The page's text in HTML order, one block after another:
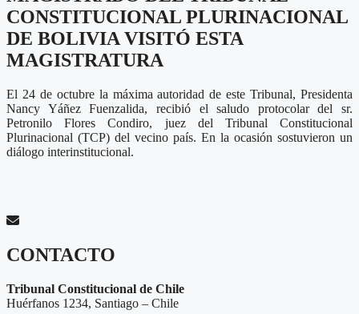
CONSTITUCIONAL PLURINACIONAL
DE BOLIVIA VISITÓ ESTA
MAGISTRATURA
El 24 de octubre la máxima autoridad de este Tribunal, Presidenta
Nancy Yáñez Fuenzalida, recibió el saludo protocolar del sr.
Petronilo Flores Condiro, juez del Tribunal Constitucional
Plurinacional (TCP) del vecino país. En la ocasión sostuvieron un
diálogo interinstitucional.
CONTACTO
Tribunal Constitucional de Chile
Huérfanos 1234, Santiago – Chile